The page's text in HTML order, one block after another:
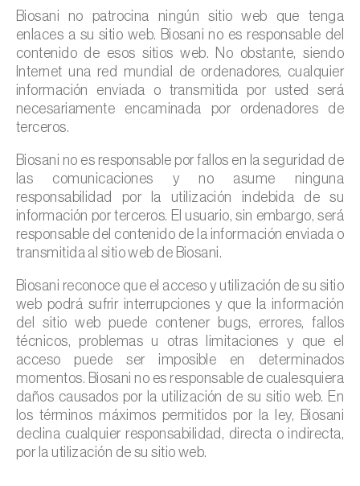
Biosani no patrocina ningún sitio web que tenga
enlaces a su sitio web. Biosani no es responsable del
contenido de esos sitios web. No obstante, siendo
Internet una red mundial de ordenadores, cualquier
información enviada o transmitida por usted será
necesariamente encaminada por ordenadores de
terceros.
Biosani no es responsable por fallos en la seguridad de
las comunicaciones y no asume ninguna
responsabilidad por la utilización indebida de su
información por terceros. El usuario, sin embargo, será
responsable del contenido de la información enviada o
transmitida al sitio web de Biosani.
Biosani reconoce que el acceso y utilización de su sitio
web podrá sufrir interrupciones y que la información
del sitio web puede contener bugs, errores, fallos
técnicos, problemas u otras limitaciones y que el
acceso puede ser imposible en determinados
momentos. Biosani no es responsable de cualesquiera
daños causados por la utilización de su sitio web. En
los términos máximos permitidos por la ley, Biosani
declina cualquier responsabilidad, directa o indirecta,
por la utilización de su sitio web.